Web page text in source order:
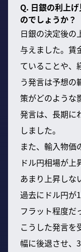
Q. 日銀の利上
のでしょうか？
日銀の決定後の
与えました。賃
ていることや、
う発言は予想の
策がどのような
発言は、長期に
しました。
また、輸入物価
ドル円相場が上
あまり上昇しな
過去にドル円が
フラット程度だ
こうした発言を
幅に後退させ、